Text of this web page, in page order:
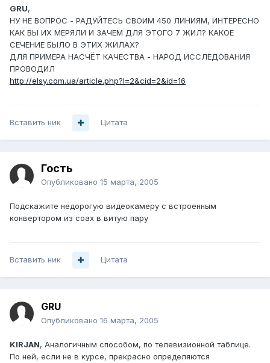
GRU,
НУ НЕ ВОПРОС - РАДУЙТЕСЬ СВОИМ 450 ЛИНИЯМ, ИНТЕРЕСНО
КАК ВЫ ИХ МЕРЯЛИ И ЗАЧЕМ ДЛЯ ЭТОГО 7 ЖИЛ? КАКОЕ
СЕЧЕНИЕ БЫЛО В ЭТИХ ЖИЛАХ?
ДЛЯ ПРИМЕРА НАСЧЁТ КАЧЕСТВА - НАРОД ИССЛЕДОВАНИЯ
ПРОВОДИЛ
http://elsy.com.ua/article.php?l=2&cid=2&id=16
Вставить ник Цитата
Гость
Опубликовано 15 марта, 2005
Подскажите недорогую видеокамеру с встроенным
конвертором из coax в витую пару
Вставить ник Цитата
GRU
Опубликовано 16 марта, 2005
KIRJAN, Аналогичным способом, по телевизионной таблице.
По ней, если не в курсе, прекрасно определяются